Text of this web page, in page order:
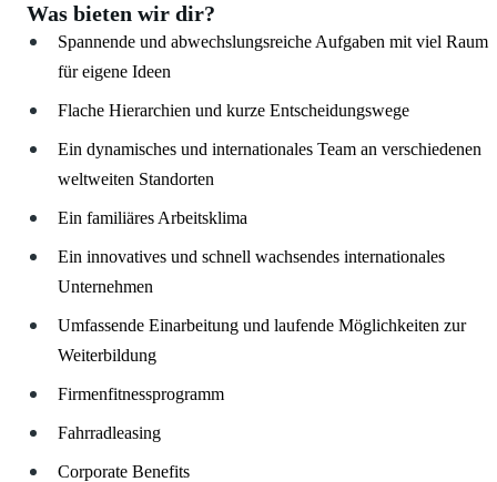
Was bieten wir dir?
Spannende und abwechslungsreiche Aufgaben mit viel Raum
für eigene Ideen
Flache Hierarchien und kurze Entscheidungswege
Ein dynamisches und internationales Team an verschiedenen
weltweiten Standorten
Ein familiäres Arbeitsklima
Ein innovatives und schnell wachsendes internationales
Unternehmen
Umfassende Einarbeitung und laufende Möglichkeiten zur
Weiterbildung
Firmenfitnessprogramm
Fahrradleasing
Corporate Benefits